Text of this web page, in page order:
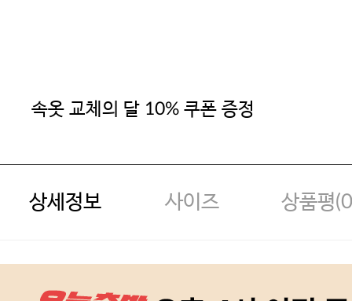
속옷 교체의 달 10% 쿠폰 증정
상세정보 사이즈 상품평(0